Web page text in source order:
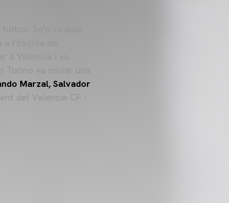
Se'n va anar
l'Escola de
València i va
va iniciar una
Marzal, Salvador
del Valencia CF -